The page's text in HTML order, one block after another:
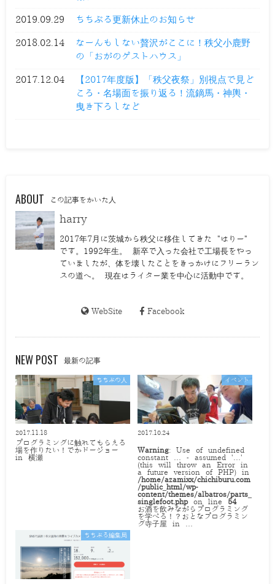
2019.09.29 ちちぶる更新休止のお知らせ
2018.02.14
なーんもしない贅沢がここに！秩父小鹿野
の「おがのゲストハウス」
2017.12.04
【2017年度版】「秩父夜祭」別視点で見ど
ころ・名場面を振り返る！流鏑馬・神輿・
曳き下ろしなど
ABOUT この記事をかいた人
harry
2017年7月に茨城から秩父に移住してきた "はりー"
です。1992年生。 新卒で入った会社で工場長をやっ
ていましたが、体を壊したことをきっかけにフリーラン
スの道へ。 現在はライター業を中心に活動中です。
WebSite Facebook
NEW POST 最新の記事
ちちぶの人
2017.11.18
プログラミングに触れてもらえる
場を作りたい！でかドージョー
in 横瀬
イベント
2017.10.24
Warning: Use of undefined
constant … - assumed '…'
(this will throw an Error in
a future version of PHP) in
/home/azamixx/chichiburu.com
/public_html/wp-
content/themes/albatros/parts_
singlefoot.phpon line 54
お酒を飲みながらプログラミング
を学べる！？おとなプログラミン
グ寺子屋 in …
ちちぶる編集局